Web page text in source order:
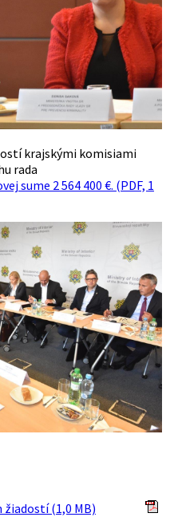
krajskými komisiami
rada
sume 2 564 400 €. (PDF, 1
(1,0 MB)